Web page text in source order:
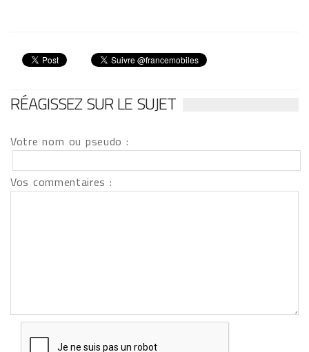
RÉAGISSEZ SUR LE SUJET
Votre nom ou pseudo :
Vos commentaires :